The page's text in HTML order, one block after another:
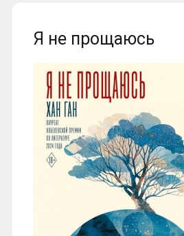
Я не прощаюсь